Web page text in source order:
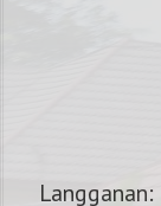
Langganan: